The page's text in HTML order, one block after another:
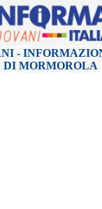
-
DI MORMOROLA